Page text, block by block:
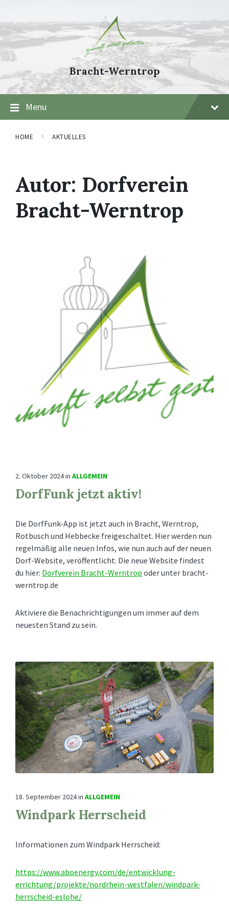
content
main
navigation
footer
Bracht-Werntrop
Menu
HOME AKTUELLES
Autor: Dorfverein
Bracht-Werntrop
2. Oktober 2024in ALLGEMEIN
DorfFunk jetzt aktiv!
Die DorfFunk-App ist jetzt auch in Bracht, Werntrop,
Rotbusch und Hebbecke freigeschaltet. Hier werden nun
regelmäßig alle neuen Infos, wie nun auch auf der neuen
Dorf-Website, veröffentlicht. Die neue Website findest
du hier: Dorfverein Bracht-Werntrop oder unter bracht-
werntrop.de
Aktiviere die Benachrichtigungen um immer auf dem
neuesten Stand zu sein.
18. September 2024in ALLGEMEIN
Windpark Herrscheid
Informationen zum Windpark Herrscheid:
https://www.aboenergy.com/de/entwicklung-
errichtung/projekte/nordrhein-westfalen/windpark-
herrscheid-eslohe/